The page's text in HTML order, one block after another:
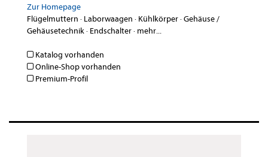
Zur Homepage
Flügelmuttern · Laborwaagen · Kühlkörper·Gehäuse /
Gehäusetechnik· Endschalter· mehr...
Katalog vorhanden
Online-Shop vorhanden
Premium-Profil